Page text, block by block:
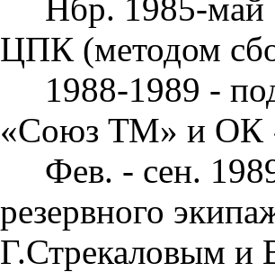
Нбр. 1985-май
ЦПК (ме­тодом
1988-1989 -
«Союз ТМ» и ОК
Фев. - сен.
резервного
Г.Стрекаловым и